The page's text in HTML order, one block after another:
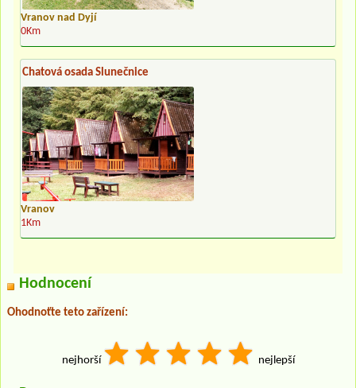
Vranov nad Dyjí
0Km
Chatová osada Slunečnice
Vranov
1Km
Hodnocení
Ohodnoťte teto zařízení:
nejhorší nejlepší